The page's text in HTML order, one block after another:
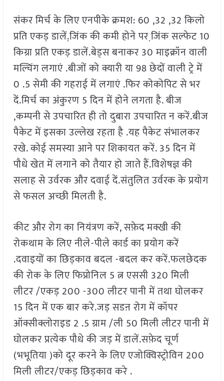
संकर मिर्च के लिए एनपीके क्रमश: 60 ,32 ,32 किलो
प्रति एकड़ डालें.जि़ंक की कमी होने पर जि़ंक सल्फेट 10
किग्रा प्रति एकड़ डालें.बेड्स बनाकर 30 माइक्रॉन वाली
मल्चिंग लगाएं .बीजों को क्यारी या 98 छेदों वाली ट्रे में
0 .5 सेमी की गहराई में लगाएं .फिर कोकोपिट से भर
दें.मिर्च का अंकुरण 5 दिन में होने लगता है. बीज
,कम्पनी से उपचारित ही तो दुबारा उपचारित न करें.बीज
पैकेट में इसका उल्लेख रहता है .यह पैकेट संभालकर
रखे. कोई समस्या आने पर शिकायत करें. 35 दिन में
पौधे खेत में लगाने को तैयार हो जाते हैं.विशेषज्ञ की
सलाह से उर्वरक और दवाई दें.संतुलित उर्वरक के प्रयोग
से फसल अच्छी मिलती है.
कीट और रोग का नियंत्रण करें, सफ़ेद मक्खी की
रोकथाम के लिए नीले-पीले कार्ड का प्रयोग करें
.दवाइयों का छिड़काव बदल -बदल कर करें.फलछेदक
की रोक के लिए फिप्रोनिल 5 त्न एससी 320 मिली
लीटर /एकड़ 200 -300 लीटर पानी में तथा घोलकर
15 दिन में एक बार करे.जड़ सडऩ रोग में कॉपर
ऑक्सीक्लोराइड 2 .5 ग्राम /ली 50 मिली लीटर पानी में
घोलकर प्रत्येक पौधे की जड़ में डालें.सफ़ेद चूर्ण
(भभूतिया )को दूर करने के लिए एजोक्विस्ट्रोविन 200
मिली लीटर/एकड़ छिड़काव करे .